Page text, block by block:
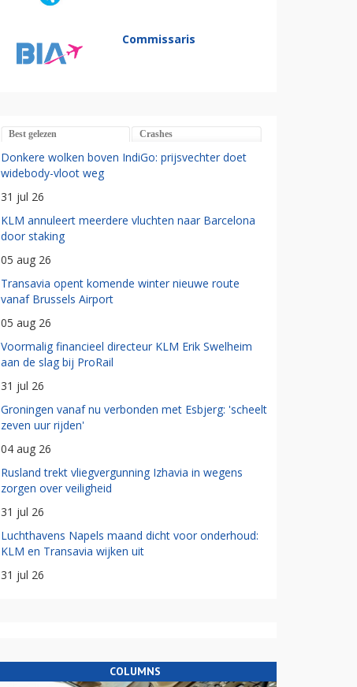
Commissaris
Best gelezen Crashes
Donkere wolken boven IndiGo: prijsvechter doet
widebody-vloot weg
31 jul 26
KLM annuleert meerdere vluchten naar Barcelona
door staking
05 aug 26
Transavia opent komende winter nieuwe route
vanaf Brussels Airport
05 aug 26
Voormalig financieel directeur KLM Erik Swelheim
aan de slag bij ProRail
31 jul 26
Groningen vanaf nu verbonden met Esbjerg: 'scheelt
zeven uur rijden'
04 aug 26
Rusland trekt vliegvergunning Izhavia in wegens
zorgen over veiligheid
31 jul 26
Luchthavens Napels maand dicht voor onderhoud:
KLM en Transavia wijken uit
31 jul 26
COLUMNS